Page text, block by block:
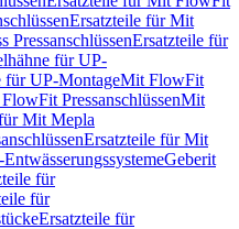
Ersatzteile für Mit
PressanschlüssenErsatzteile für
für UP-
für UP-MontageMit FlowFit
PressanschlüssenMit
Mit Mepla
Ersatzteile für Mit
Geberit
für
für
Ersatzteile für